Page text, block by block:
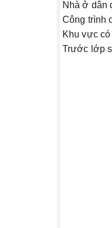
Nhà ở dân
Công trình
Khu vực
Trước lớp